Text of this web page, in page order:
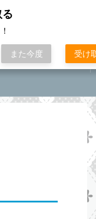
FXポコニカルマスター講
また今度 受け